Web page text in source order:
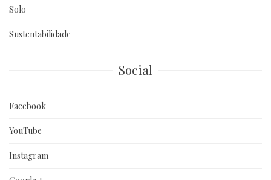
Solo
Sustentabilidade
Social
Facebook
YouTube
Instagram